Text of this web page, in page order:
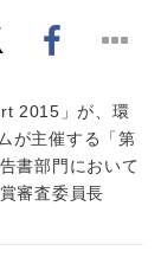
2015」が、環
が主催する「第
書部門において
審査委員長